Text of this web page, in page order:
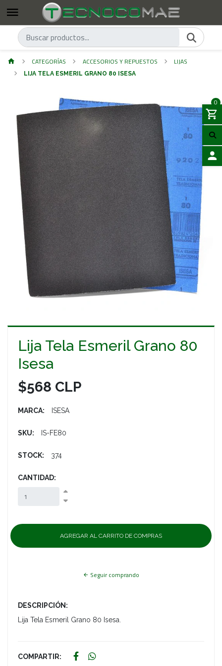
0
CATEGORÍAS ACCESORIOS Y REPUESTOS LIJAS
LIJA TELA ESMERIL GRANO 80 ISESA
Lija Tela Esmeril Grano 80
Isesa
$568 CLP
MARCA: ISESA
SKU: IS-FE80
STOCK: 374
CANTIDAD:
Seguir comprando
DESCRIPCIÓN:
Lija Tela Esmeril Grano 80 Isesa.
COMPARTIR: